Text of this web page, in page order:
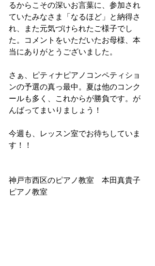
るからこその深いお言葉に、参加され
ていたみなさま「なるほど」と納得さ
れ、また元気づけられたご様子でし
た。コメントをいただいたお母様、本
当にありがとうございました。
さぁ、ピティナピアノコンペティショ
ンの予選の真っ最中。夏は他のコンク
ールも多く、これからが勝負です。が
んばってまいりましょう！
今週も、レッスン室でお待ちしていま
す！！
神戸市西区のピアノ教室　本田真貴子
ピアノ教室